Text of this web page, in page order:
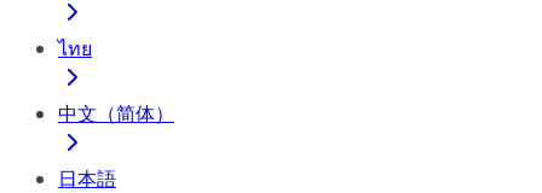
ไทย
中文（简体）
日本語